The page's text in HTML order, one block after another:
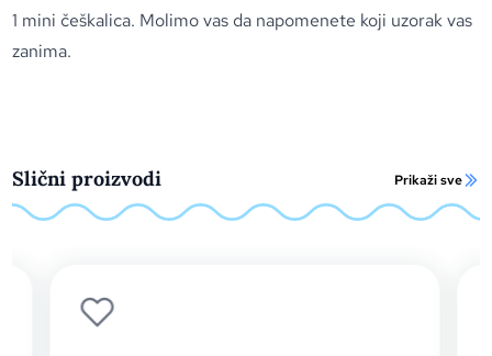
1 mini češkalica. Molimo vas da napomenete koji uzorak vas
zanima.
Slični proizvodi Prikaži sve